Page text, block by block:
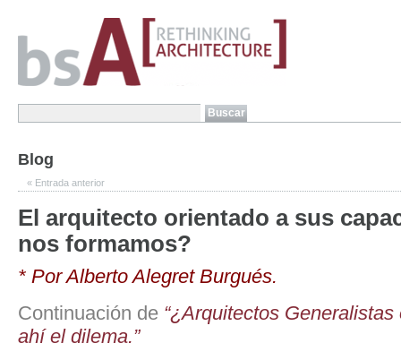
Blog
« Entrada anterior
El arquitecto orientado a sus
nos formamos?
* Por Alberto Alegret Burgués.
Continuación de “¿Arquitectos
ahí el dilema.”